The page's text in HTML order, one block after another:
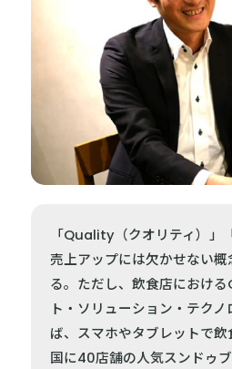
「Quality（クオリティ）
売上アップには欠かせない
る。ただし、飲食店におけ
ト・ソリューション・テク
ば、スマホやタブレットで
国に40店舗の人気スンドゥ